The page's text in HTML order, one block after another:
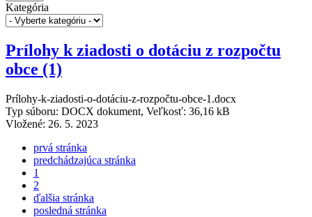
Kategória
Prílohy k ziadosti o dotáciu z rozpočtu
obce (1)
Prílohy-k-ziadosti-o-dotáciu-z-rozpočtu-obce-1.docx
Typ súboru: DOCX dokument, Veľkosť: 36,16 kB
Vložené: 26. 5. 2023
prvá stránka
predchádzajúca stránka
1
2
ďalšia stránka
posledná stránka